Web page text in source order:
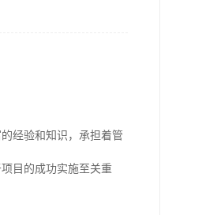
经验和知识，承担着管
目的成功实施至关重